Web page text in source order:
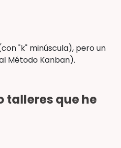
"k" minúscula), pero un
Método Kanban).
talleres que he